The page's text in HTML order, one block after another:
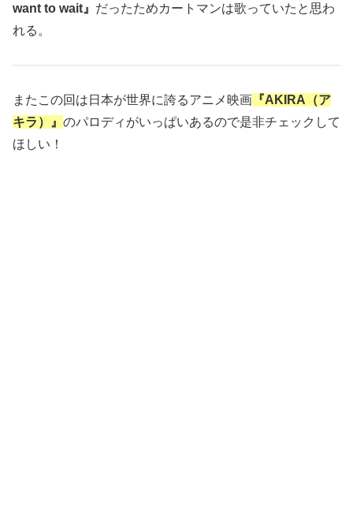
want to wait』 だったためカートマンは歌っていたと思わ
れる。
またこの回は日本が世界に誇るアニメ映画 『AKIRA（ア
キラ）』 のパロディがいっぱいあるので是非チェックして
ほしい！